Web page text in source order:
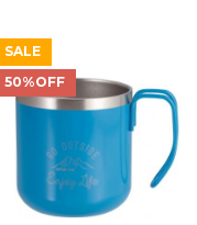
SALE
50%OFF